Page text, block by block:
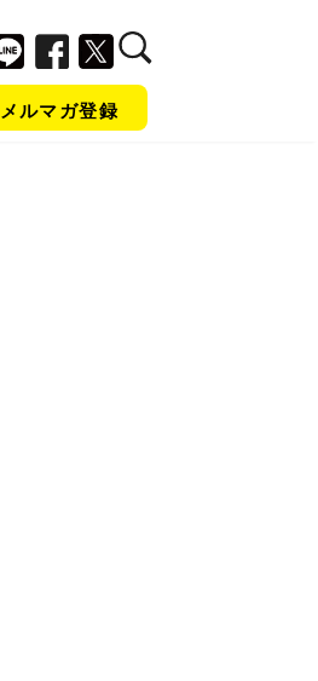
メルマガ登録